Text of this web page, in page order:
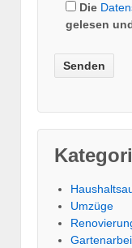
Die
gelesen
Umzüge